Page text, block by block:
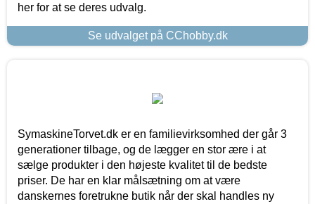
her for at se deres udvalg.
Se udvalget på CChobby.dk
SymaskineTorvet.dk er en familievirksomhed der går 3
generationer tilbage, og de lægger en stor ære i at
sælge produkter i den højeste kvalitet til de bedste
priser. De har en klar målsætning om at være
danskernes foretrukne butik når der skal handles ny